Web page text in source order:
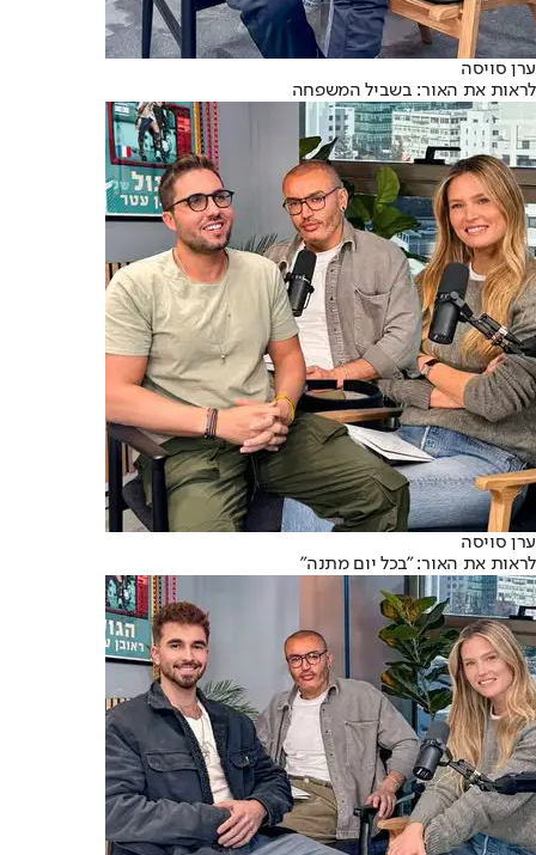
ערן סויסה
לראות את האור: בשביל המשפחה
ערן סויסה
לראות את האור: "בכל יום מתנה"